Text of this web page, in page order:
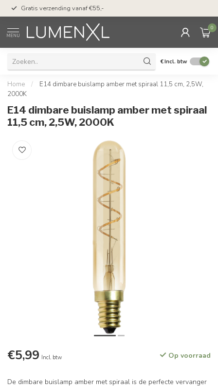
Gratis verzending vanaf €55,-
MENU
0
€Incl. btw
Home /
E14 dimbare buislamp amber met spiraal 11,5 cm, 2,5W,
2000K
E14 dimbare buislamp amber met spiraal
11,5 cm, 2,5W, 2000K
€5,99 Incl. btw Op voorraad
De dimbare buislamp amber met spiraal is de perfecte vervanger